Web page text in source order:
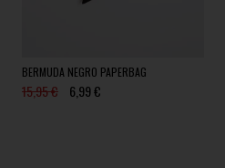
BERMUDA NEGRO PAPERBAG
15,95 € 6,99 €